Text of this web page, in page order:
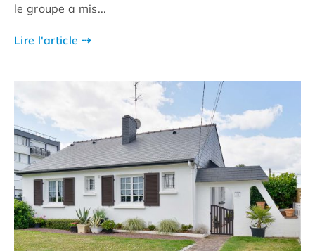
le groupe a mis...
Lire l'article ⇢